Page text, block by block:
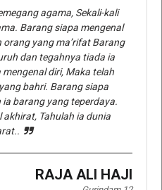
agama, Sekali-kali
Barang siapa mengenal
yang ma’rifat Barang
dan tegahnya tiada ia
diri, Maka telah
bahri. Barang siapa
barang yang teperdaya.
Tahulah ia dunia
RAJA ALI HAJI